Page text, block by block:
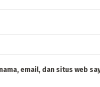
email, dan situs web